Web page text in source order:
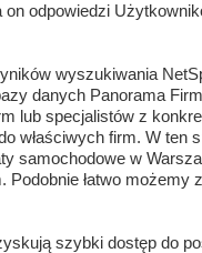
odpowiedzi
wyszukiwania
danych Panorama
lub specjalistów z
właściwych firm. W ten
samochodowe w
łatwo możemy
szybki dostęp do